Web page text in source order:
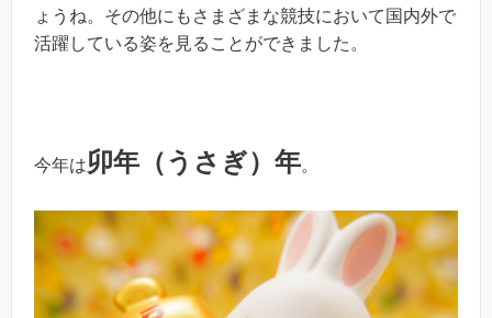
ょうね。その他にもさまざまな競技において国内外で
活躍している姿を見ることができました。
今年は卯年（うさぎ）年。